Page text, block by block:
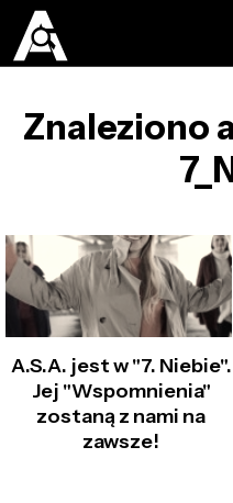
Znaleziono
A.S.A. jest w "7. Niebie".
Jej "Wspomnienia"
zostaną z nami na
zawsze!